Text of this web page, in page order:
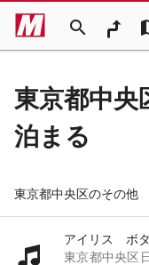
search
東京都中
泊まる
東京都中央区のその他
アイリス ボ
東京都中央区